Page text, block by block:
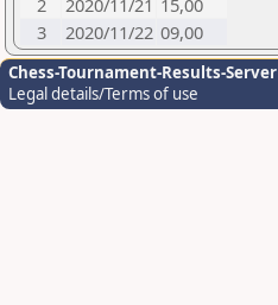
2
2020/11/21 15,00
3
2020/11/22 09,00
Chess-Tournament-Results-Server
Legal details/Terms of use